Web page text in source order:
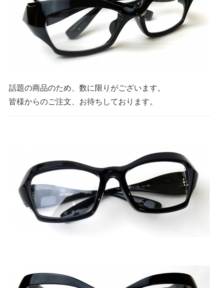
話題の商品のため、数に限りがございます。
皆様からのご注文、お待ちしております。